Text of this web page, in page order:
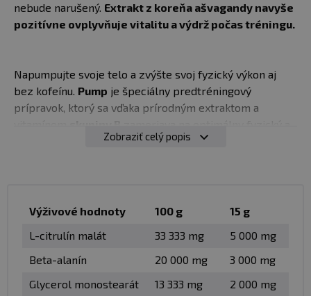
nebude narušený. Extrakt z koreňa ašvagandy navyše
pozitívne ovplyvňuje vitalitu a výdrž počas tréningu.
Napumpujte svoje telo a zvýšte svoj fyzický výkon aj
bez kofeínu. Pump je špeciálny predtréningový
prípravok, ktorý sa vďaka prírodným extraktom a
psychický výkon, podporu kognitívnych funkcií a vitalitu.
nehľadajú výhovorky a chcú cvičiť.
✅ Výťažok z ašvagandy
✅ extrakt z Bacopa monieri
✅ beta-alanín
Zobraziť celý popis
Výživové hodnoty 100 g
15 g
L-citrulín malát
33 333 mg
5 000 mg
Beta-alanín
20 000 mg
3 000 mg
Glycerol monostearát
13 333 mg
2 000 mg